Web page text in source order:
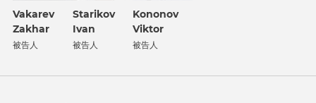
Vakarev
Zakhar
被告人
Starikov
Ivan
被告人
Kononov
Viktor
被告人